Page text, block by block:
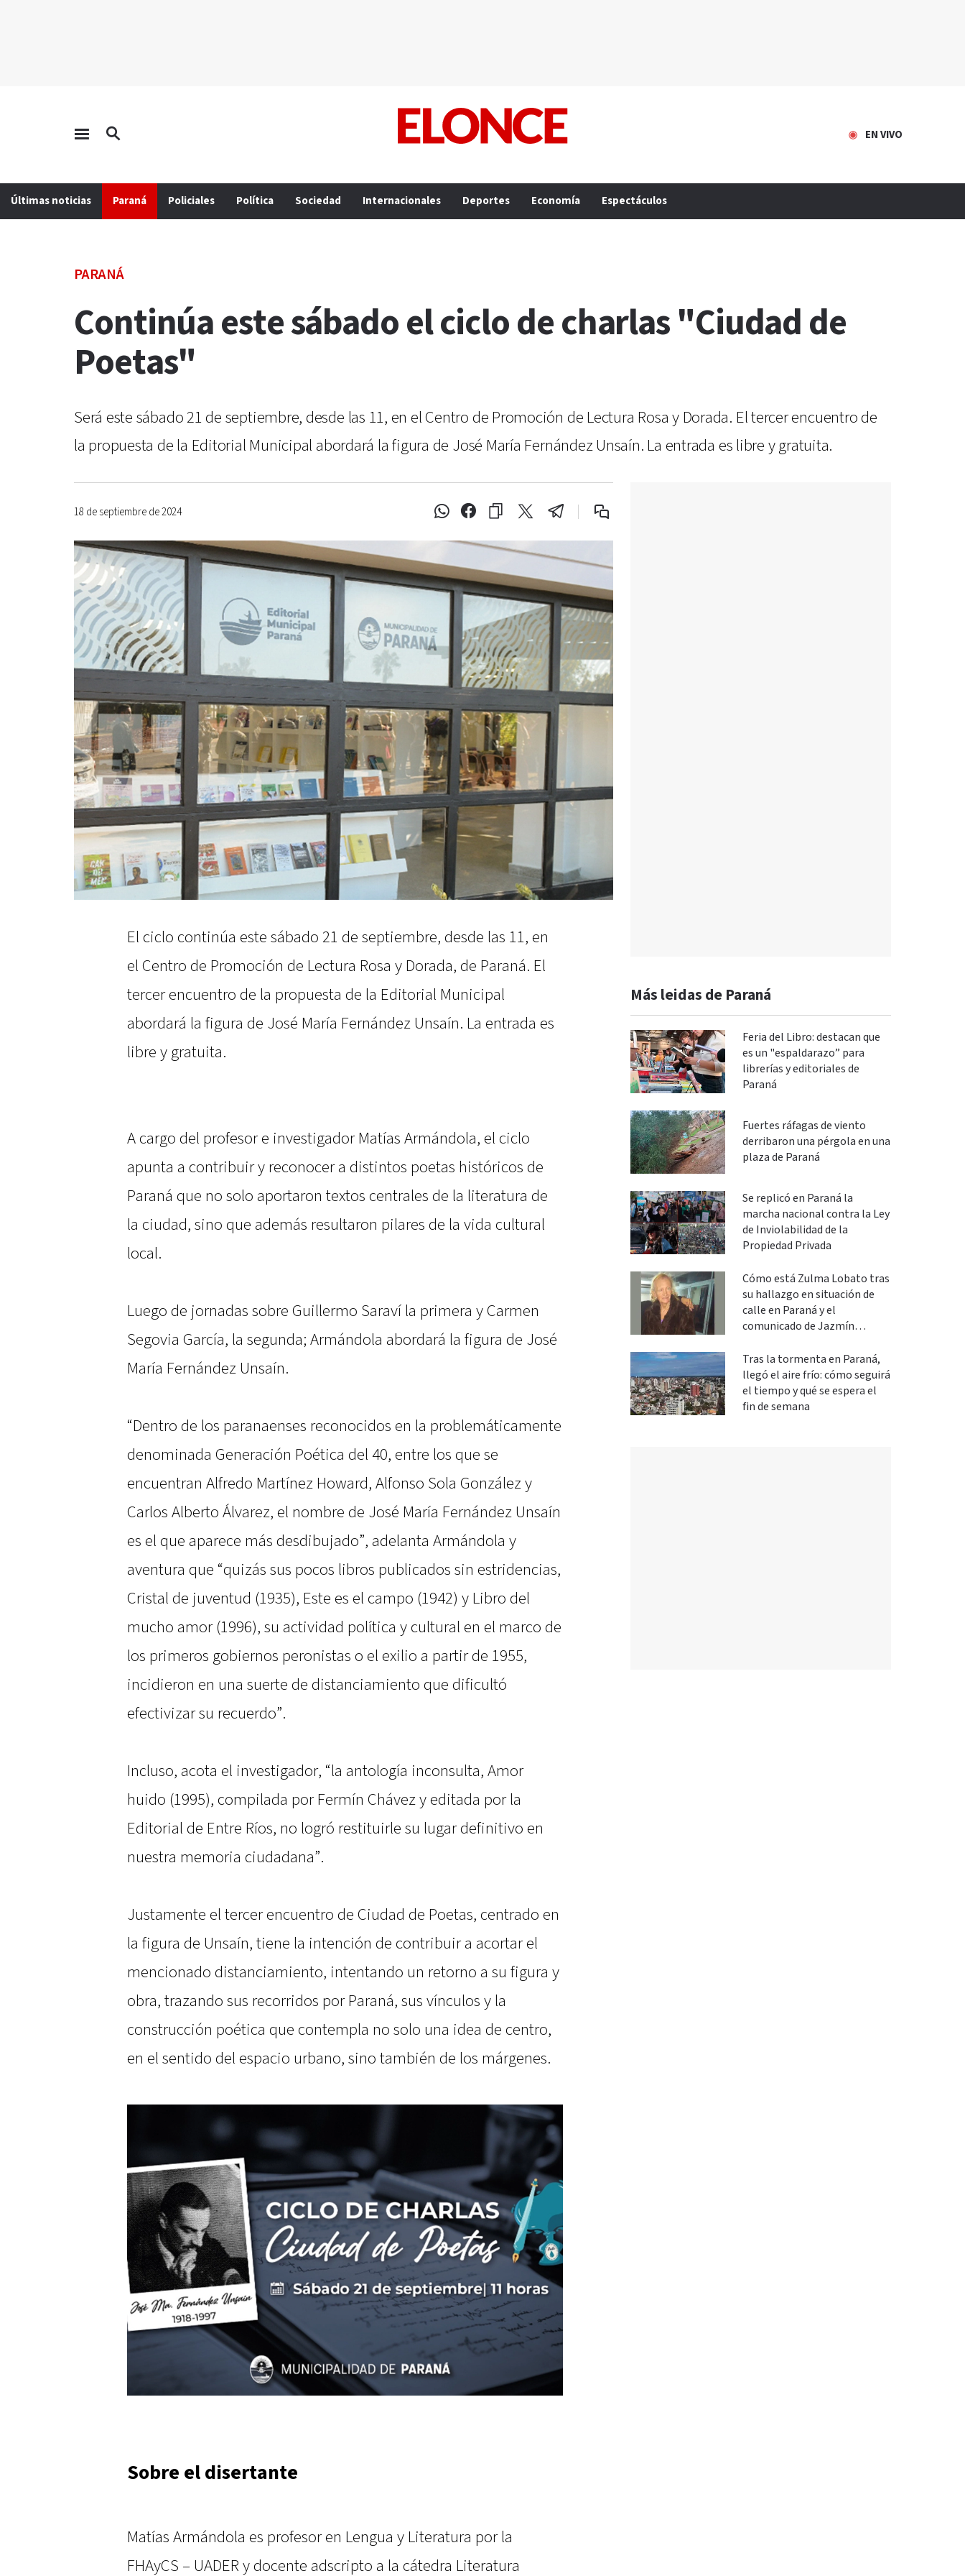
EN VIVO
Últimas noticias Paraná Policiales Política Sociedad Internacionales Deportes Economía Espectáculos
PARANÁ
Continúa este sábado el ciclo de charlas "Ciudad de
Poetas"
Será este sábado 21 de septiembre, desde las 11, en el Centro de Promoción de Lectura Rosa y Dorada. El tercer encuentro de
la propuesta de la Editorial Municipal abordará la figura de José María Fernández Unsaín. La entrada es libre y gratuita.
18 de septiembre de 2024
El ciclo continúa este sábado 21 de septiembre, desde las 11, en
el Centro de Promoción de Lectura Rosa y Dorada, de Paraná. El
tercer encuentro de la propuesta de la Editorial Municipal
abordará la figura de José María Fernández Unsaín. La entrada es
libre y gratuita.
A cargo del profesor e investigador Matías Armándola, el ciclo
apunta a contribuir y reconocer a distintos poetas históricos de
Paraná que no solo aportaron textos centrales de la literatura de
la ciudad, sino que además resultaron pilares de la vida cultural
local.
Luego de jornadas sobre Guillermo Saraví la primera y Carmen
Segovia García, la segunda; Armándola abordará la figura de José
María Fernández Unsaín.
“Dentro de los paranaenses reconocidos en la problemáticamente
denominada Generación Poética del 40, entre los que se
encuentran Alfredo Martínez Howard, Alfonso Sola González y
Carlos Alberto Álvarez, el nombre de José María Fernández Unsaín
es el que aparece más desdibujado”, adelanta Armándola y
aventura que “quizás sus pocos libros publicados sin estridencias,
Cristal de juventud (1935), Este es el campo (1942) y Libro del
mucho amor (1996), su actividad política y cultural en el marco de
los primeros gobiernos peronistas o el exilio a partir de 1955,
incidieron en una suerte de distanciamiento que dificultó
efectivizar su recuerdo”.
Incluso, acota el investigador, “la antología inconsulta, Amor
huido (1995), compilada por Fermín Chávez y editada por la
Editorial de Entre Ríos, no logró restituirle su lugar definitivo en
nuestra memoria ciudadana”.
Justamente el tercer encuentro de Ciudad de Poetas, centrado en
la figura de Unsaín, tiene la intención de contribuir a acortar el
mencionado distanciamiento, intentando un retorno a su figura y
obra, trazando sus recorridos por Paraná, sus vínculos y la
construcción poética que contempla no solo una idea de centro,
en el sentido del espacio urbano, sino también de los márgenes.
Sobre el disertante
Matías Armándola es profesor en Lengua y Literatura por la
FHAyCS – UADER y docente adscripto a la cátedra Literatura
Más leidas de Paraná
Feria del Libro: destacan que
es un "espaldarazo” para
librerías y editoriales de
Paraná
Fuertes ráfagas de viento
derribaron una pérgola en una
plaza de Paraná
Se replicó en Paraná la
marcha nacional contra la Ley
de Inviolabilidad de la
Propiedad Privada
Cómo está Zulma Lobato tras
su hallazgo en situación de
calle en Paraná y el
comunicado de Jazmín
Tras la tormenta en Paraná,
llegó el aire frío: cómo seguirá
el tiempo y qué se espera el
fin de semana